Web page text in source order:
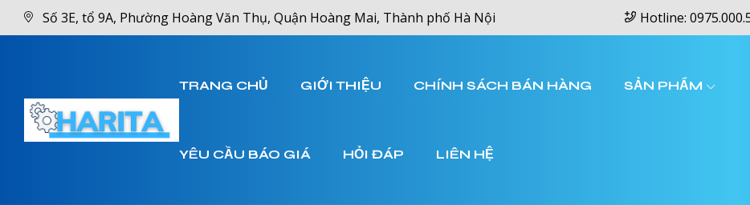
Số 3E, tổ 9A, Phường Hoàng Văn Thụ, Quận Hoàng Mai, Thành phố Hà Nội Hotline:
TRANG CHỦ GIỚI THIỆU CHÍNH SÁCH BÁN HÀNG SẢN PHẨM
YÊU CẦU BÁO GIÁ HỎI ĐÁP LIÊN HỆ